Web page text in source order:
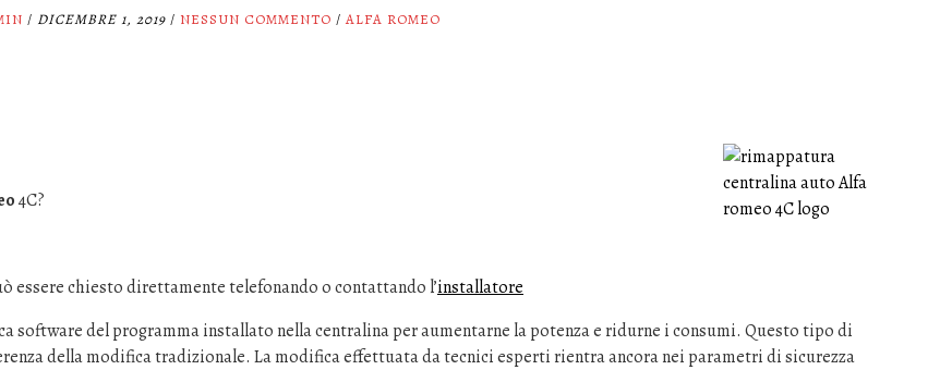
/ DICEMBRE 1, 2019 / NESSUN COMMENTO / ALFA ROMEO
4C?
essere chiesto direttamente telefonando o contattando l’installatore
software del programma installato nella centralina per aumentarne la potenza e ridurne i consumi. Questo tipo di
della modifica tradizionale. La modifica effettuata da tecnici esperti rientra ancora nei parametri di sicurezza